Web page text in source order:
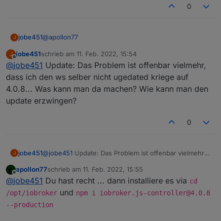
0
J jobe451@apollon77
Also bei mir kommt dieser NPM nicht-gefunden-
package.json Fehler immer noch, mit ws 4.0.8
J
Offline
jobe451schrieb am 11. Feb. 2022, 15:54
zuletzt editiert von
@jobe451 Update: Das Problem ist offenbar vielmehr,
dass ich den ws selber nicht ugedated kriege auf
4.0.8... Was kann man da machen? Wie kann man den
update erzwingen?
0
J jobe451@jobe451 Update: Das Problem ist offenbar vielmehr,
4.0.8... Was kann man da machen? Wie kann man den
update erzwingen?
Offline
apollon77schrieb am 11. Feb. 2022, 15:55
zuletzt editiert von
@jobe451 Du hast recht ... dann installiere es via cd
/opt/iobroker und npm i iobroker.js-controller@4.0.8
--production